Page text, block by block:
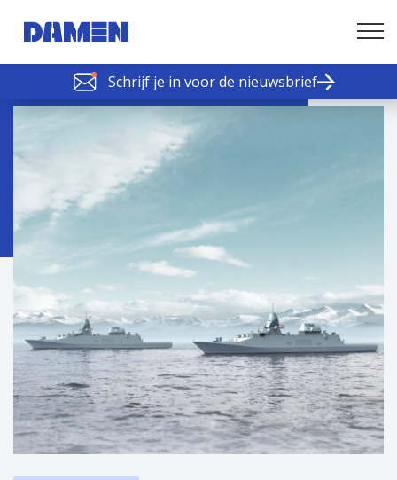
Schrijf je in voor de nieuwsbrief
SCHELDE SCHAKELS
Nieuws of tips